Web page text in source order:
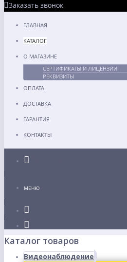
Заказать звонок
ГЛАВНАЯ
КАТАЛОГ
О МАГАЗИНЕ
СЕРТИФИКАТЫ И ЛИЦЕНЗИИ
РЕКВИЗИТЫ
ОПЛАТА
ДОСТАВКА
ГАРАНТИЯ
КОНТАКТЫ
МЕНЮ
Каталог товаров
Видеонаблюдение